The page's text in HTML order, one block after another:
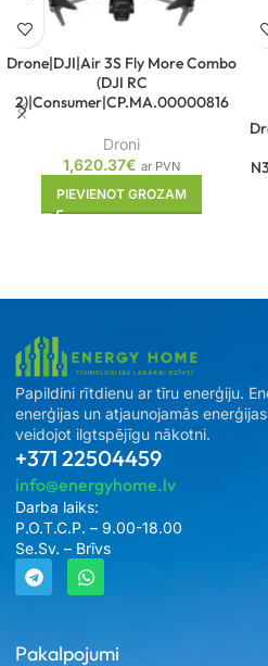
Drone|DJI|Air 3S Fly More Combo
(DJI RC
2)|Consumer|CP.MA.00000816
Droni
1,620.37€ ar PVN
PIEVIENOT GROZAM
Pakalpojumi
Papildini rītdienu ar tīru enerģiju.
enerģijas un atjaunojamās
veidojot ilgtspējīgu nākotni.
+371 22504459
info@energyhome.lv
Darba laiks:
P.O.T.C.P. – 9.00-18.00
Se.Sv. – Brīvs